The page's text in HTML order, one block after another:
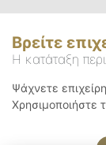
Βρείτε
Η κατάταξη
Ψάχνετε
Χρησιμοποιήστε